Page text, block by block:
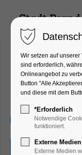
Osterei-
Kinder,
21.03.2026,
Eintritt frei
Wir setzen auf
sind erforderlich,
Onlineangebot zu
Button "Alle
und diese mit dem
*Erforderlich
Notwendige
funktioniert.
Externe Medien
Externe Medien